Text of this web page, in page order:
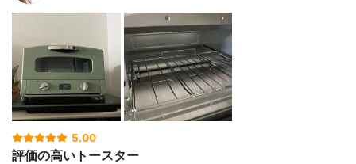
5.00
評価の高いトースター